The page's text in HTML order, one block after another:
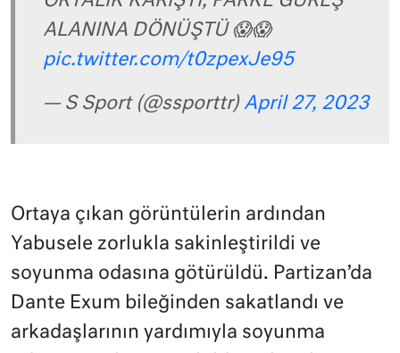
ALANINA DÖNÜŞTÜ 😱😱
pic.twitter.com/t0zpexJe95
— S Sport (@ssporttr) April 27, 2023
Ortaya çıkan görüntülerin ardından
Yabusele zorlukla sakinleştirildi ve
soyunma odasına götürüldü. Partizan’da
Dante Exum bileğinden sakatlandı ve
arkadaşlarının yardımıyla soyunma